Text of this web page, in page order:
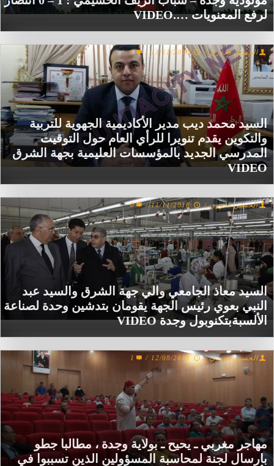
لرفع المعنويات ….VIDEO
السيد محمد ديب مدير الأكاديمية الجهوية للتربية
والتكوين يقدم تنويرا للرأي العام حول التوقيت
المدرسي الجديد بالمؤسسات العليمية بجهة الشرق
VIDEO
الحسين قدوري /
11/11/2018
/
0
السيد معاذ الجامعي والي جهة الشرق والسيد عبد
النبي بعوي رئيس الجهة يقومان بتدشين وحدة لصناعة
الألسبةبتكنوبول وجدة VIDEO
الحسين قدوري /
11/11/2018
/
0
مهاجر مغربي ـ يحيح ـ بولاية وجدة ، مطالبا جطو
بارسال لجنة لمحاسبة المسؤولين الذين تسببوا في
الحسين قدوري /
12/08/2018
/
1